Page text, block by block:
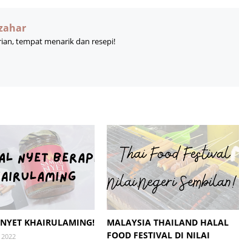
tempat menarik dan resepi!
KHAIRULAMING!
MALAYSIA THAILAND HALAL
FOOD FESTIVAL DI NILAI